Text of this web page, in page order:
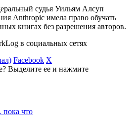
судья Уильям Алсуп
Anthropic имела право обучать
книгах без разрешения авторов.
в социальных сетях
Facebook X
Выделите ее и нажмите
что